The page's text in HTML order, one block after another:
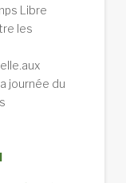
Libre
les
journée du